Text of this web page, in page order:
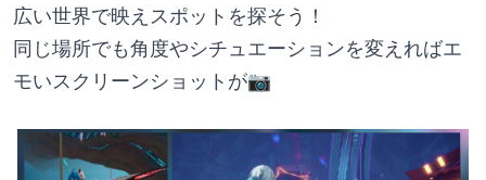
広い世界で映えスポットを探そう！
同じ場所でも角度やシチュエーションを変えればエ
モいスクリーンショットが📷